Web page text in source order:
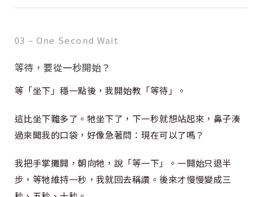
03 – One Second Wait
等待，要從一秒開始？
等「坐下」穩一點後，我開始教「等待」。
這比坐下難多了。牠坐下了，下一秒就想站起來，鼻子湊
過來聞我的口袋，好像急著問：現在可以了嗎？
我把手掌攤開，朝向牠，說「等一下」。一開始只退半
步，等牠維持一秒，我就回去稱讚。後來才慢慢變成三